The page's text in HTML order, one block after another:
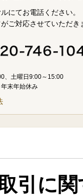
にてお電話ください。
ご対応させていただき
、土曜日9:00～15:00
末年始休み
引に